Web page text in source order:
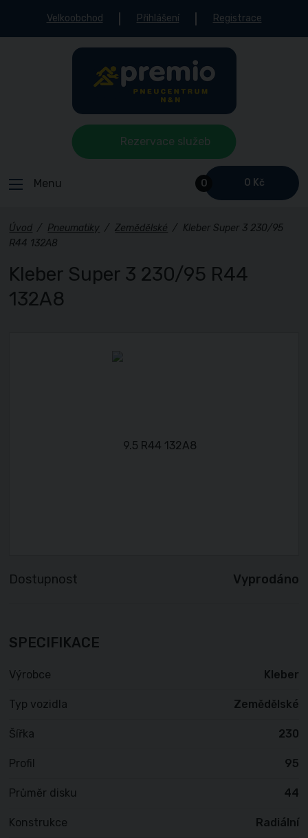
Velkoobchod Přihlášení Registrace
0 0 Kč
Menu
Rezervace služeb
Úvod / Pneumatiky / Zemědělské / Kleber Super 3 230/95
R44 132A8
Kleber Super 3 230/95 R44
132A8
Dostupnost Vyprodáno
SPECIFIKACE
Výrobce Kleber
Typ vozidla Zemědělské
Šířka 230
Profil 95
Průměr disku 44
Konstrukce Radiální